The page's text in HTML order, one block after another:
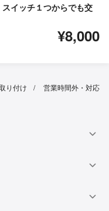
スイッチ１つからでも交
¥8,000
り付け
営業時間外・対応